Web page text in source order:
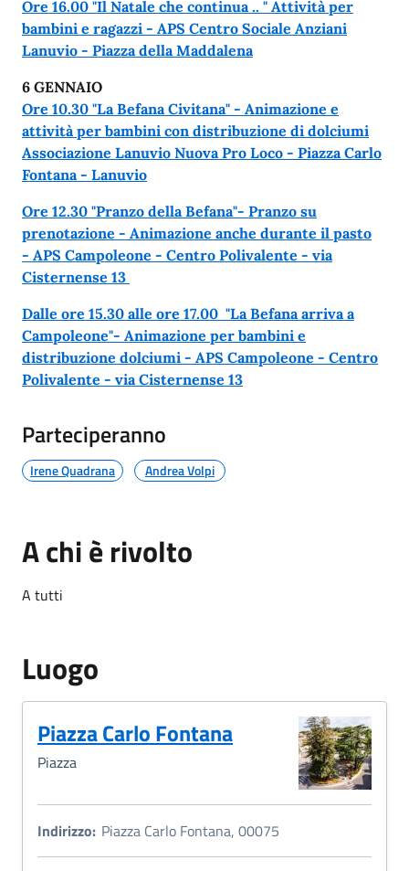
Ore 16.00 "Il Natale che continua .. " Attività per
bambini e ragazzi - APS Centro Sociale Anziani
Lanuvio - Piazza della Maddalena
6 GENNAIO
Ore 10.30 "La Befana Civitana" - Animazione e
attività per bambini con distribuzione di dolciumi
Associazione Lanuvio Nuova Pro Loco - Piazza Carlo
Fontana - Lanuvio
Ore 12.30 "Pranzo della Befana"- Pranzo su
prenotazione - Animazione anche durante il pasto
- APS Campoleone - Centro Polivalente - via
Cisternense 13
Dalle ore 15.30 alle ore 17.00 "La Befana arriva a
Campoleone"- Animazione per bambini e
distribuzione dolciumi - APS Campoleone - Centro
Polivalente - via Cisternense 13
Parteciperanno
Irene Quadrana Andrea Volpi
A chi è rivolto
A tutti
Luogo
Piazza Carlo Fontana
Piazza
Indirizzo: Piazza Carlo Fontana, 00075